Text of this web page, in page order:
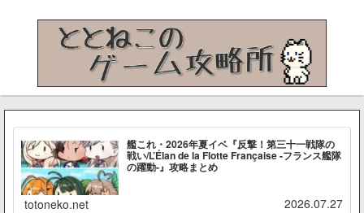
艦これ・2026年夏イベ『反撃！第三十一戦隊の
戦い/L’Élan de la Flotte Française -フランス艦隊
の躍動-』攻略まとめ
totoneko.net 2026.07.27